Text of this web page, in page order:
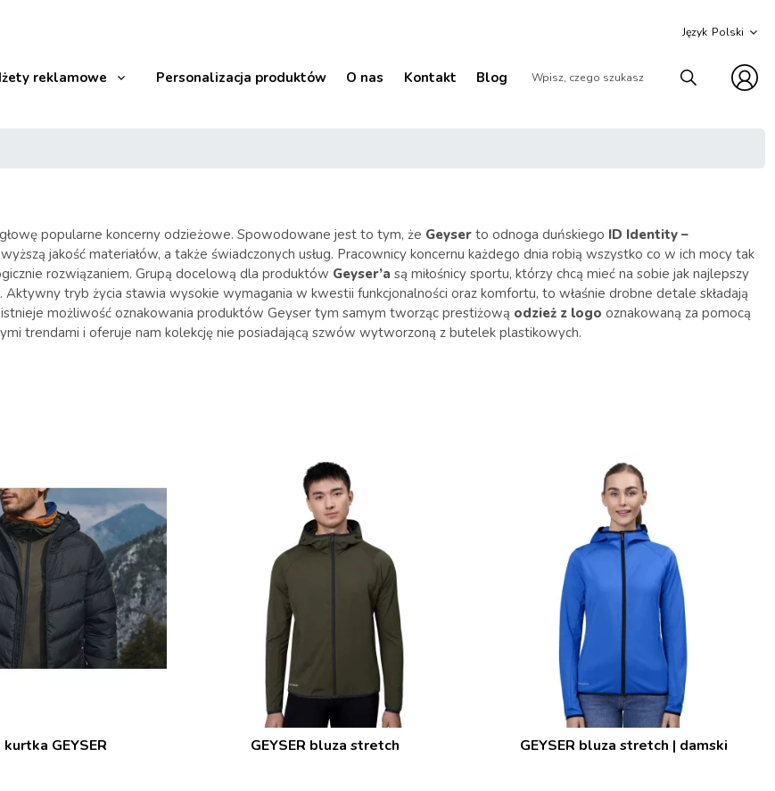
Język
reklamowe Personalizacja produktów O nas Kontakt Blog
popularne koncerny odzieżowe. Spowodowane jest to tym, że Geyserto odnoga duńskiego ID Identity –
jakość materiałów, a także świadczonych usług. Pracownicy koncernu każdego dnia robią wszystko co w ich mocy tak
rozwiązaniem. Grupą docelową dla produktów Geyser’a są miłośnicy sportu, którzy chcą mieć na sobie jak najlepszy
tryb życia stawia wysokie wymagania w kwestii funkcjonalności oraz komfortu, to właśnie drobne detale składają
możliwość oznakowania produktów Geyser tym samym tworząc prestiżową odzież z logo oznakowaną za pomocą
trendami i oferuje nam kolekcję nie posiadającą szwów wytworzoną z butelek plastikowych.
GEYSER GEYSER bluza stretch GEYSER bluza stretch | damski